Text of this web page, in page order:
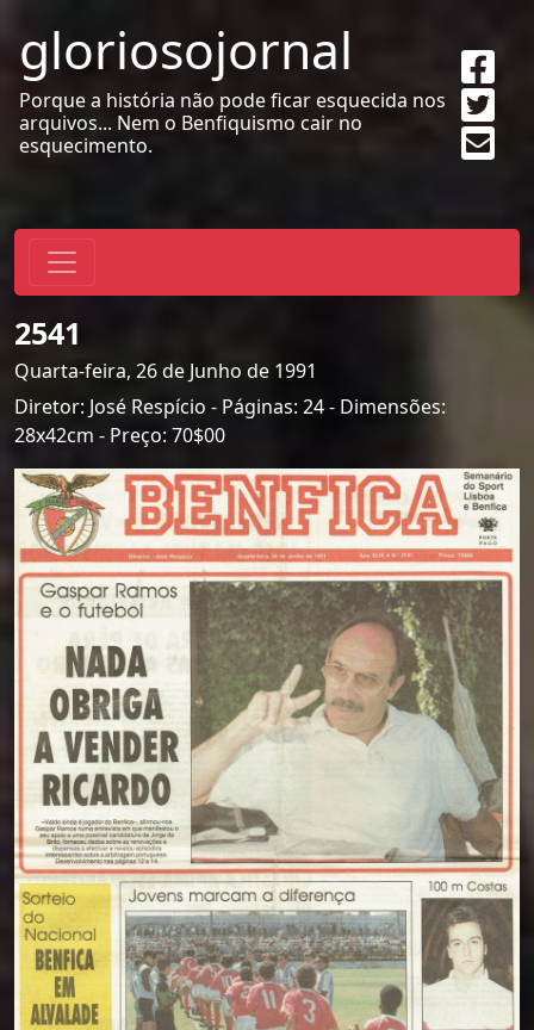
gloriosojornal
Porque a história não pode ficar esquecida nos
arquivos... Nem o Benfiquismo cair no
esquecimento.
on
2541
Quarta-feira, 26 de Junho de 1991
Diretor: José Respício - Páginas: 24 - Dimensões:
28x42cm - Preço: 70$00